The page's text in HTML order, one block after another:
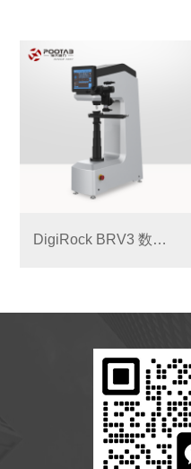
DigiRock BRV3 数显布洛维硬度计